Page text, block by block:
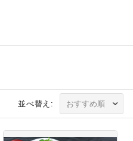
並べ替え: